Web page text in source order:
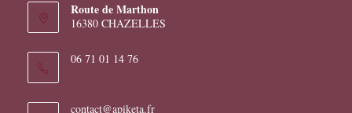
Route de Marthon
16380 CHAZELLES
06 71 01 14 76
contact@apiketa.frS’ouvre